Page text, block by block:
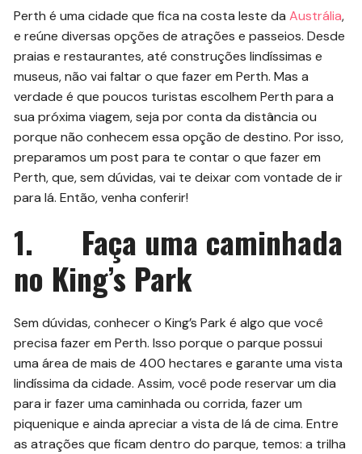
Perth é uma cidade que fica na costa leste daAustrália,
e reúne diversas opções de atrações e passeios. Desde
praias e restaurantes, até construções lindíssimas e
museus, não vai faltar o que fazer em Perth. Mas a
verdade é que poucos turistas escolhem Perth para a
sua próxima viagem, seja por conta da distância ou
porque não conhecem essa opção de destino. Por isso,
preparamos um post para te contar o que fazer em
Perth, que, sem dúvidas, vai te deixar com vontade de ir
para lá. Então, venha conferir!
1. Faça uma caminhada
no King’s Park
Sem dúvidas, conhecer o King’s Park é algo que você
precisa fazer em Perth. Isso porque o parque possui
uma área de mais de 400 hectares e garante uma vista
lindíssima da cidade. Assim, você pode reservar um dia
para ir fazer uma caminhada ou corrida, fazer um
piquenique e ainda apreciar a vista de lá de cima. Entre
as atrações que ficam dentro do parque, temos: a trilha